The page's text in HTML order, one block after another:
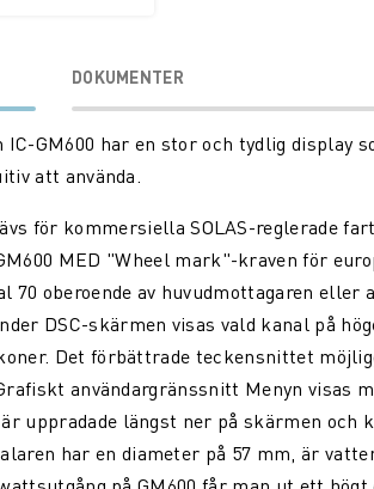
DOKUMENTER
GM600 har en stor och tydlig display
att använda.
för kommersiella SOLAS-reglerade
MED "Wheel mark"-kraven för
oberoende av huvudmottagaren
DSC-skärmen visas vald kanal på
Det förbättrade teckensnittet
användargränssnitt Menyn visas
uppradade längst ner på skärmen och
har en diameter på 57 mm, är